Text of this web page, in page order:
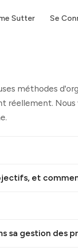
Sutter Se
méthodes
réellement.
et
sa gestion des